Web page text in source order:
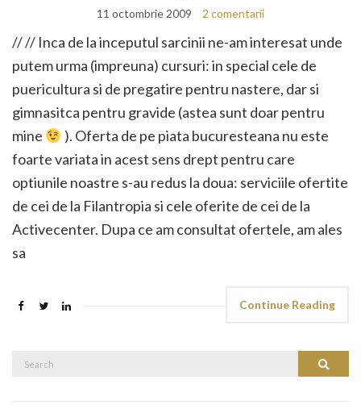
11 octombrie 2009 2 comentarii
// // Inca de la inceputul sarcinii ne-am interesat unde
putem urma (impreuna) cursuri: in special cele de
puericultura si de pregatire pentru nastere, dar si
gimnasitca pentru gravide (astea sunt doar pentru
mine
). Oferta de pe piata bucuresteana nu este
foarte variata in acest sens drept pentru care
optiunile noastre s-au redus la doua: serviciile ofertite
de cei de la Filantropia si cele oferite de cei de la
Activecenter. Dupa ce am consultat ofertele, am ales
sa
Continue Reading
Search